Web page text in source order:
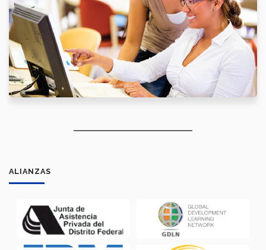
ALIANZAS